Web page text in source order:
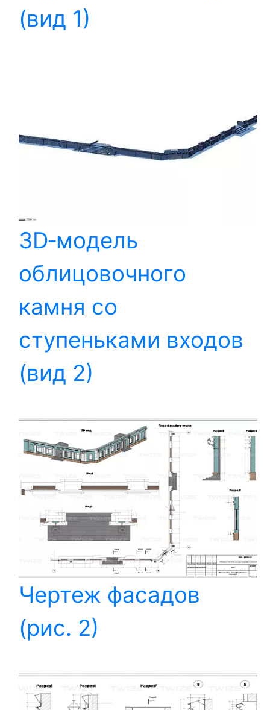
(вид 1)
3D‑модель
облицовочного
камня со
ступеньками входов
(вид 2)
Чертеж фасадов
(рис. 2)